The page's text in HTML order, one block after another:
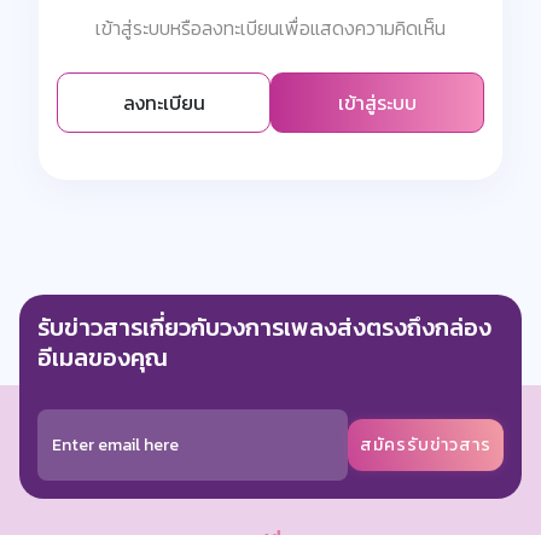
เข้าสู่ระบบหรือลงทะเบียนเพื่อแสดงความคิดเห็น
ลงทะเบียน เข้าสู่ระบบ
รับข่าวสารเกี่ยวกับวงการเพลงส่งตรงถึงกล่อง
อีเมลของคุณ
สมัครรับข่าวสาร